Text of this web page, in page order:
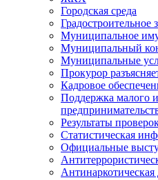
Городская среда
Градостроительное
Муниципальное
Муниципальный
Муниципальные
Прокурор
Кадровое
Поддержка малого
Результаты
Статистическая
Официальные
Антинаркотическая